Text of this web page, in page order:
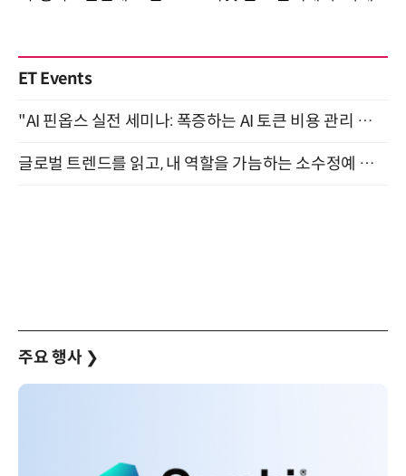
ET Events
"AI 핀옵스 실전 세미나: 폭증하는 AI 토큰 비용 관리 전략" 8월 21일 개최
글로벌 트렌드를 읽고, 내 역할을 가늠하는 소수정예 실습 워크숍 (8/28)
주요 행사 ❯